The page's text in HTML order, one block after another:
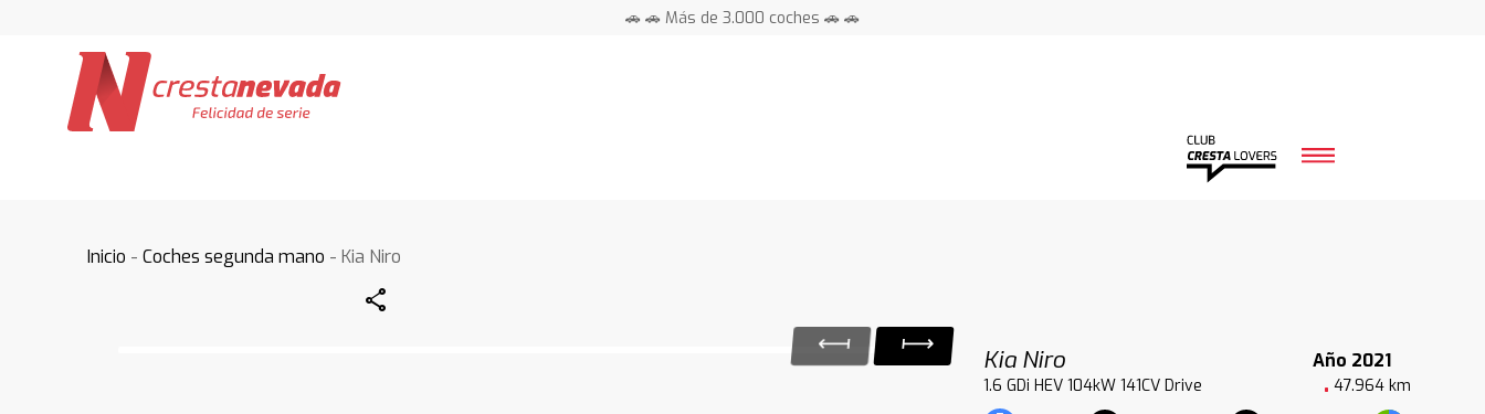
🚗 🚗 Más de 3.000 coches 🚗 🚗
Inicio -Coches segunda mano - Kia Niro
Share
Kia Niro
Año 2021
1.6 GDi HEV 104kW 141CV Drive
47.964 km